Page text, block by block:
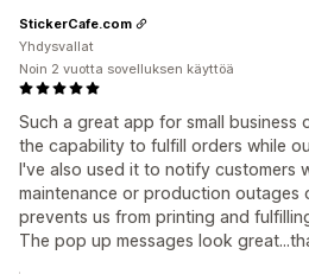
Such a great app for small business
the capability to fulfill orders while
I've also used it to notify customers
maintenance or production outages
prevents us from printing and
The pop up messages look
StickerCafe.com
Yhdysvallat
Noin 2 vuotta sovelluksen käyttöä